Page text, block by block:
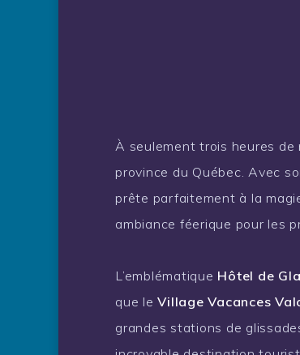
À seulement trois heures
province du Québec. Avec
prête parfaitement à la
ambiance féerique pour les
L’emblématique Hôtel de
que leVillage Vacances
grandes stations de